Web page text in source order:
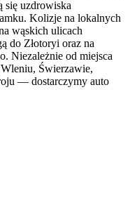
się uzdrowiska
Kolizje na lokalnych
wąskich ulicach
do Złotoryi oraz na
Niezależnie od miejsca
Świerzawie,
— dostarczymy auto